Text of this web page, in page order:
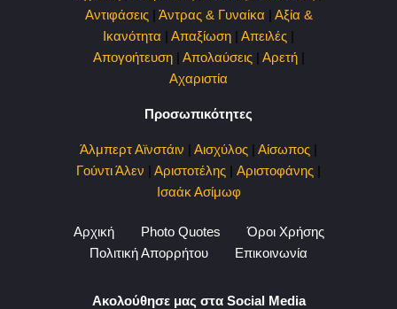
Αντιφάσεις| Άντρας & Γυναίκα | Αξία &
Ικανότητα | Απαξίωση | Απειλές |
Απογοήτευση| Απολαύσεις| Αρετή|
Αχαριστία
Προσωπικότητες
Άλμπερτ Αϊνστάιν | Αισχύλος | Αίσωπος |
Γούντι Άλεν | Αριστοτέλης | Αριστοφάνης |
Ισαάκ Ασίμωφ
Αρχική Photo Quotes
Όροι Χρήσης
Πολιτική Απορρήτου
Επικοινωνία
Ακολούθησε μας στα Social Media